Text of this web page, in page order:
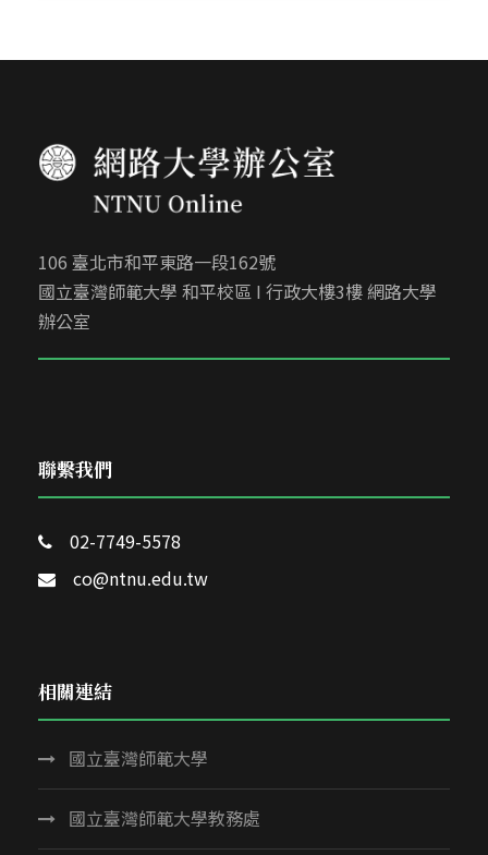
106 臺北市和平東路一段162號
國立臺灣師範大學 和平校區 I 行政大樓3樓 網路大學
辦公室
聯繫我們
02-7749-5578
co@ntnu.edu.tw
相關連結
國立臺灣師範大學
國立臺灣師範大學教務處